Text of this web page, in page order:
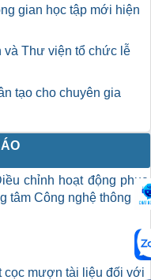
gian học tập mới hiện
và Thư viện tổ chức lễ
tạo cho chuyên gia
chỉnh hoạt động phục
tâm Công nghệ thông tin
cọc mượn tài liệu đối với